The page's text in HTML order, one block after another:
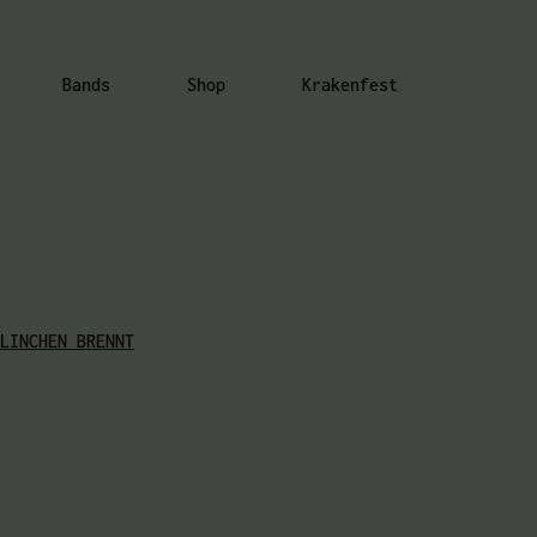
Bands Shop Krakenfest
BRENNT